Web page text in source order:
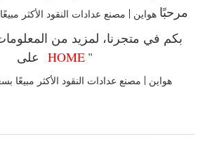
مرحبًا
بكم في متجرنا، لمزيد من
HOME "